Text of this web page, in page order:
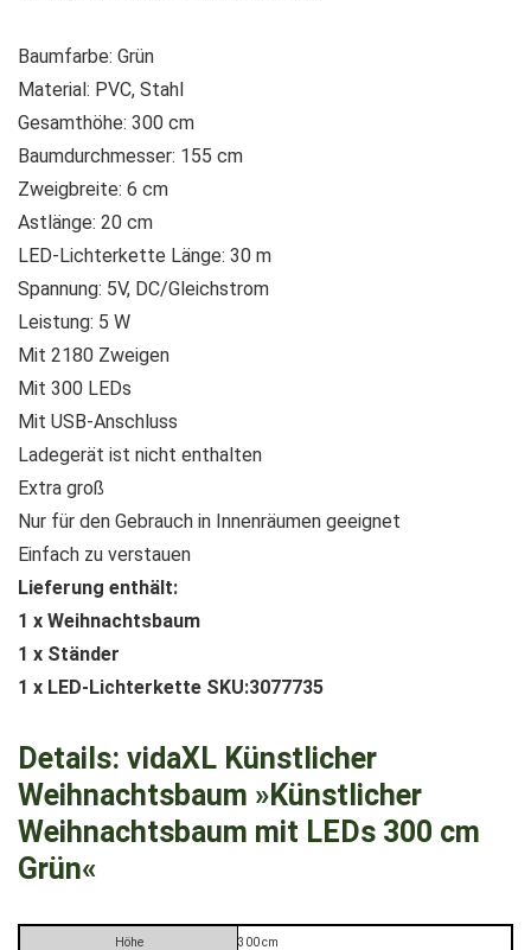
Baumfarbe: Grün
Material: PVC, Stahl
Gesamthöhe: 300 cm
Baumdurchmesser: 155 cm
Zweigbreite: 6 cm
Astlänge: 20 cm
LED-Lichterkette Länge: 30 m
Spannung: 5V, DC/Gleichstrom
Leistung: 5 W
Mit 2180 Zweigen
Mit 300 LEDs
Mit USB-Anschluss
Ladegerät ist nicht enthalten
Extra groß
Nur für den Gebrauch in Innenräumen geeignet
Einfach zu verstauen
Lieferung enthält:
1 x Weihnachtsbaum
1 x Ständer
1 x LED-Lichterkette SKU:3077735
Details: vidaXL Künstlicher
Weihnachtsbaum »Künstlicher
Weihnachtsbaum mit LEDs 300 cm
Grün«
Höhe 300 cm